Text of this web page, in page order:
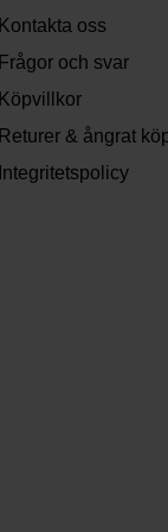
Kontakta oss
Frågor och svar
Köpvillkor
Returer & ångrat
Integritetspolicy